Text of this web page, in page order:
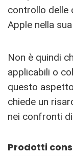
controllo delle
Apple nella
Non è quindi
applicabili o
questo
chiede un
nei confronti
Prodotti